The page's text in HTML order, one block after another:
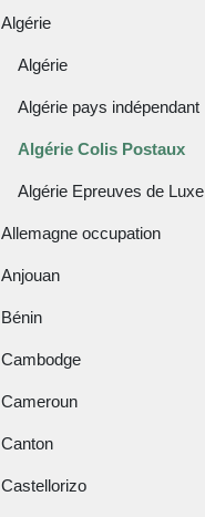
Algérie
Algérie
Algérie pays indépendant
Algérie Colis Postaux
Algérie Epreuves de Luxe
Allemagne occupation
Anjouan
Bénin
Cambodge
Cameroun
Canton
Castellorizo